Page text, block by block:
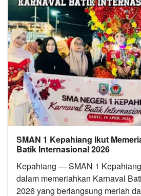
SMAN 1 Kepahiang Ikut
Batik Internasional 2026
Kepahiang — SMAN 1
dalam memeriahkan Karnaval
2026 yang berlangsung meriah